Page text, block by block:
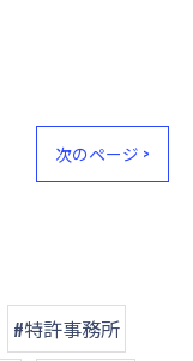
次のページ >
#特許事務所